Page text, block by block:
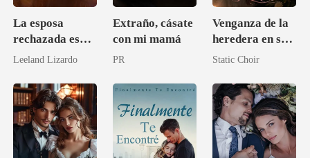
La esposa
rechazada es
multimillonaria
Leeland Lizardo
Extraño, cásate
con mi mamá
PR
Venganza de la
heredera en su
boda humillante
Static Choir